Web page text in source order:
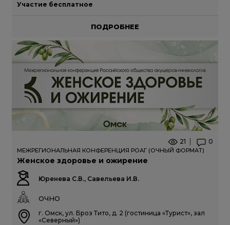
Участие бесплатное
ПОДРОБНЕЕ
21 0
МЕЖРЕГИОНАЛЬНАЯ КОНФЕРЕНЦИЯ РОАГ (ОЧНЫЙ ФОРМАТ)
Женское здоровье и ожирение
Юренева С.В., Савельева И.В.
ОЧНО
г. Омск, ул. Броз Тито, д. 2 (гостиница «Турист», зал
«Северный»)